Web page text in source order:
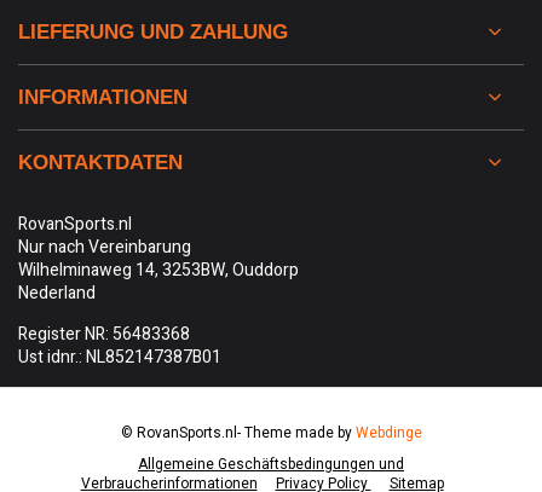
LIEFERUNG UND ZAHLUNG
INFORMATIONEN
KONTAKTDATEN
RovanSports.nl
Nur nach Vereinbarung
Wilhelminaweg 14, 3253BW, Ouddorp
Nederland
Register NR: 56483368
Ust idnr.: NL852147387B01
Allgemeine Geschäftsbedingungen und
Verbraucherinformationen
Privacy Policy Sitemap
© RovanSports.nl- Theme made byWebdinge